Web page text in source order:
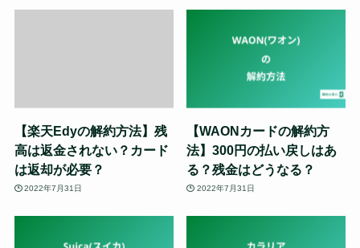
【楽天Edyの解約方法】残
高は返金されない？カード
は返却が必要？
2022年7月31日
【WAONカードの解約方
法】300円の払い戻しはあ
る？残金はどうなる？
2022年7月31日